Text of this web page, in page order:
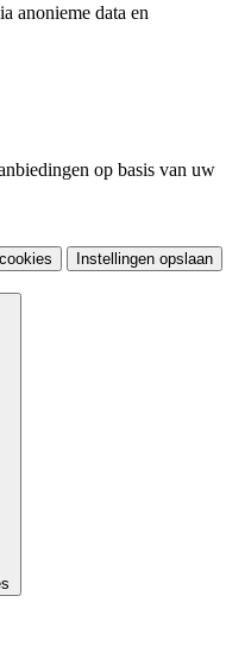
anonieme data en
op basis van uw
Instellingen opslaan